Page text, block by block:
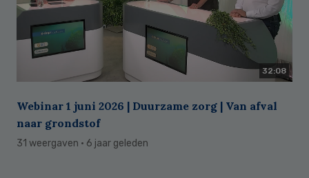
32:08
Webinar 1 juni 2026 | Duurzame zorg | Van afval
naar grondstof
31 weergaven · 6 jaar geleden